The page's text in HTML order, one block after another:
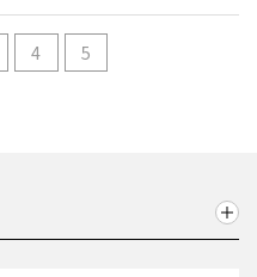
4 5